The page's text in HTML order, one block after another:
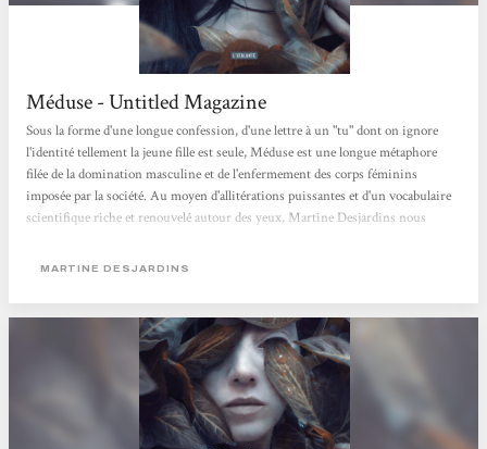
Méduse - Untitled Magazine
Sous la forme d'une longue confession, d'une lettre à un "tu" dont on ignore
l'identité tellement la jeune fille est seule, Méduse est une longue métaphore
filée de la domination masculine et de l'enfermement des corps féminins
imposée par la société. Au moyen d'allitérations puissantes et d'un vocabulaire
scientifique riche et renouvelé autour des yeux, Martine Desjardins nous
Mathilde Ciulla
MARTINE DESJARDINS